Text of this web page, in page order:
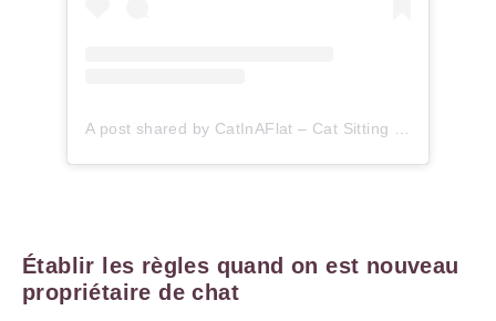
Établir les règles quand on est nouveau
propriétaire de chat